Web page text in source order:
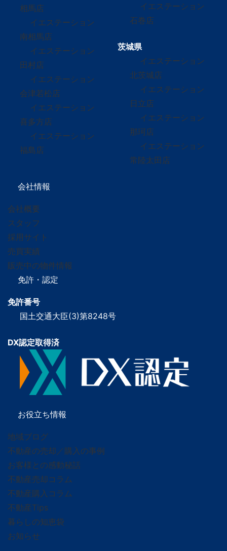
相馬店
イエステーション
南相馬店
イエステーション
田村店
イエステーション
会津若松店
イエステーション
喜多方店
イエステーション
福島店
イエステーション
石巻店
茨城県
イエステーション
北茨城店
イエステーション
日立店
イエステーション
那珂店
イエステーション
常陸太田店
会社情報
会社概要
スタッフ
採用サイト
売買実績
販売中の物件情報
免許・認定
免許番号
国土交通大臣(3)第8248号
DX認定取得済
お役立ち情報
地域ブログ
不動産の売却／購入の事例
お客様との感動秘話
不動産売却コラム
不動産購入コラム
不動産Tips
暮らしの知恵袋
お知らせ